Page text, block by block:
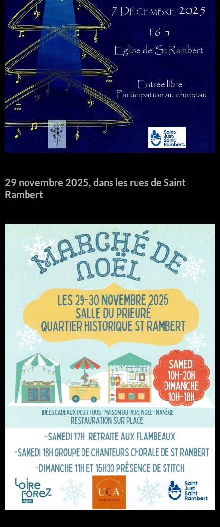
29 novembre 2025, dans les rues de Saint
Rambert